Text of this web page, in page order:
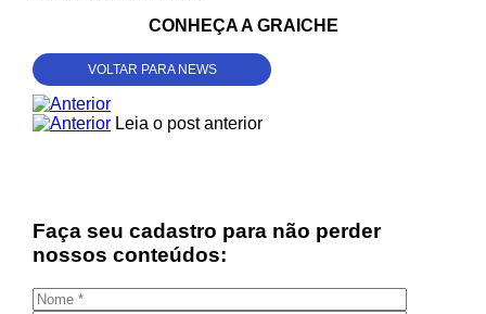
CONHEÇA A GRAICHE
VOLTAR PARA NEWS
Leia o post anterior
Faça seu cadastro para não perder
nossos conteúdos: